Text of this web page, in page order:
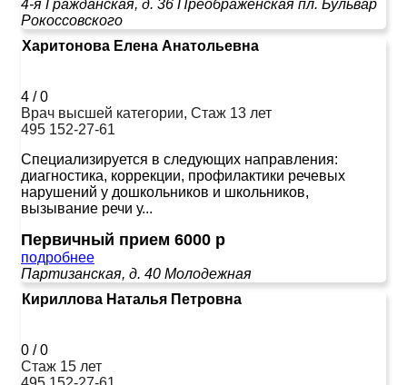
4-я Гражданская, д. 36 Преображенская пл. Бульвар
Рокоссовского
Харитонова Елена Анатольевна
4 /0
Врач высшей категории, Стаж 13 лет
495 152-27-61
Специализируется в следующих направления:
диагностика, коррекции, профилактики речевых
нарушений у дошкольников и школьников,
вызывание речи у...
Первичный прием 6000 р
подробнее
Партизанская, д. 40 Молодежная
Кириллова Наталья Петровна
0 /0
Стаж 15 лет